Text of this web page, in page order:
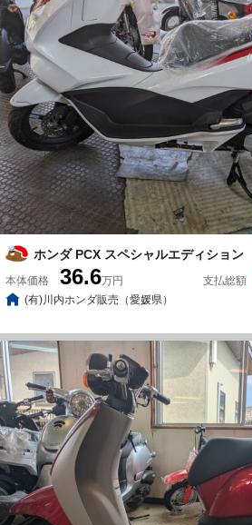
ホンダ PCX スペシャルエディション
本体価格 36.6万円 支払総額
(有)川内ホンダ販売（愛媛県）